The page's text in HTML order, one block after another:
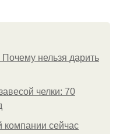
Почему нельзя дарить
челки: 70
компании сейчас